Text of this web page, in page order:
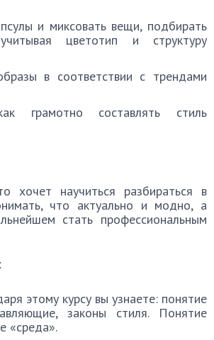
и миксовать вещи, подбирать
цветотип и структуру
в соответствии с трендами
грамотно составлять стиль
хочет научиться разбираться в
что актуально и модно, а
стать профессиональным
этому курсу вы узнаете: понятие
законы стиля. Понятие
«среда».